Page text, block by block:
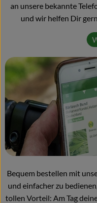
an unsere bekannte
und wir helfen Dir
Bequem bestellen mit
und einfacher zu
tollen Vorteil: Am Tag